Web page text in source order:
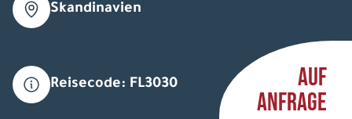
Skandinavien
Reisecode: FL3030
AUF
ANFRAGE